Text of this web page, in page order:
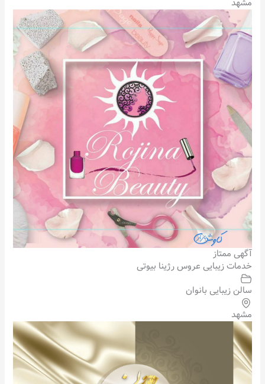
مشهد
آگهی ممتاز
خدمات زیبایی عروس رژینا بیوتی
سالن زیبایی بانوان
مشهد